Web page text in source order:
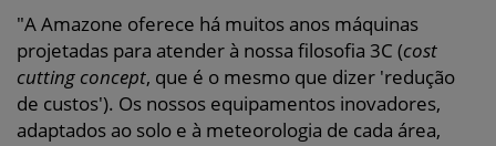
"A Amazone oferece há muitos anos máquinas
projetadas para atender à nossa filosofia 3C (cost
cutting concept, que é o mesmo que dizer 'redução
de custos'). Os nossos equipamentos inovadores,
adaptados ao solo e à meteorologia de cada área,